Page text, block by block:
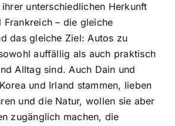
unterschiedlichen Herkunft
Frankreich – die gleiche
das gleiche Ziel: Autos zu
auffällig als auch praktisch
Alltag sind. Auch Dain und
und Irland stammen, lieben
und die Natur, wollen sie aber
zugänglich machen, die